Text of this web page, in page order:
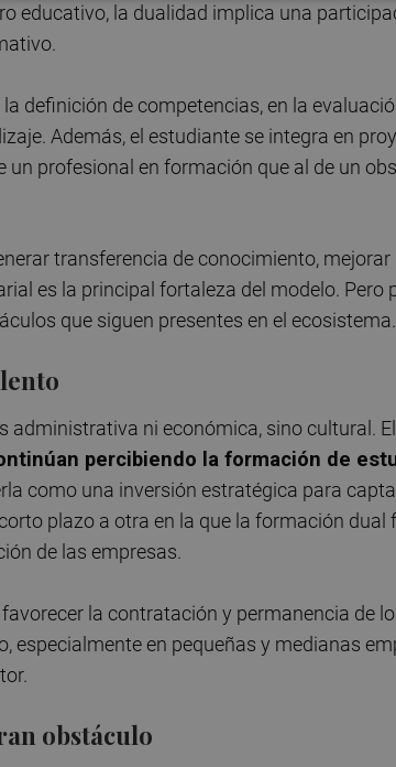
educativo, la dualidad implica una
definición de competencias, en la
Además, el estudiante se integra en
profesional en formación que al de un
transferencia de conocimiento, mejorar
es la principal fortaleza del modelo. Pero
que siguen presentes en el ecosistema.
administrativa ni económica, sino cultural. El
percibiendo la formación de
como una inversión estratégica para
plazo a otra en la que la formación dual
de las empresas.
la contratación y permanencia de
en pequeñas y medianas
obstáculo